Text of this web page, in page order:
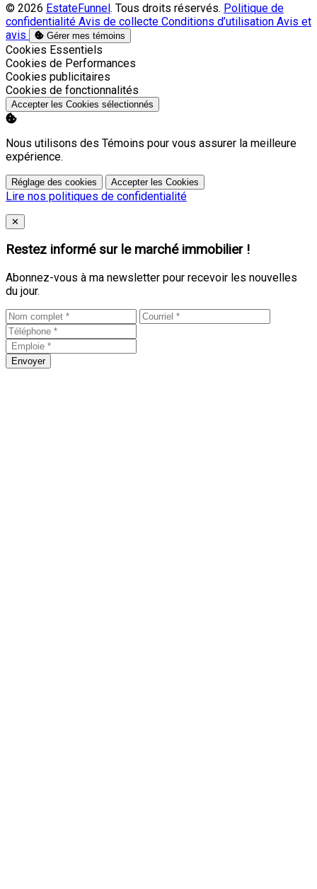
© 2026 EstateFunnel. Tous droits réservés. Politique de
confidentialité Avis de collecte Conditions d’utilisation Avis et
avis
Gérer mes témoins
Activer
Cookies Essentiels
Activer
Cookies de Performances
Activer
Cookies publicitaires
Activer
Cookies de fonctionnalités
Accepter les Cookies sélectionnés
Nous utilisons des Témoins pour vous assurer la meilleure
expérience.
Réglage des cookies Accepter les Cookies
Lire nos politiques de confidentialité
Close
✕
Restez informé sur le marché immobilier !
Abonnez-vous à ma newsletter pour recevoir les nouvelles
du jour.
Envoyer